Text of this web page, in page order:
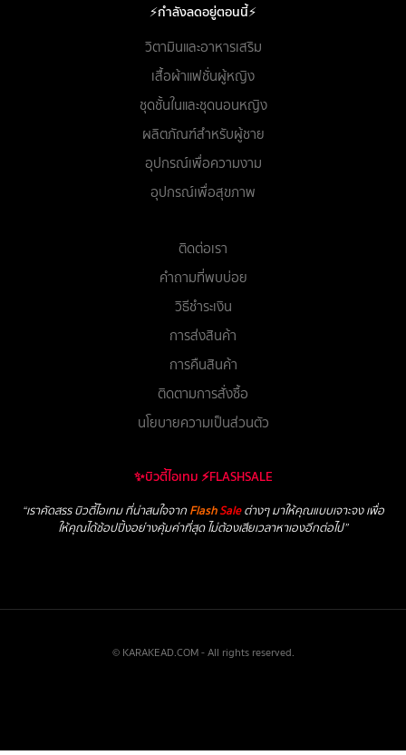
⚡กำลังลดอยู่ตอนนี้⚡
วิตามินและอาหารเสริม
เสื้อผ้าแฟชั่นผู้หญิง
ชุดชั้นในและชุดนอนหญิง
ผลิตภัณฑ์สำหรับผู้ชาย
อุปกรณ์เพื่อความงาม
อุปกรณ์เพื่อสุขภาพ
ติดต่อเรา
คำถามที่พบบ่อย
วิธีชำระเงิน
การส่งสินค้า
การคืนสินค้า
ติดตามการสั่งซื้อ
นโยบายความเป็นส่วนตัว
✨บิวตี้ไอเทม ⚡FLASHSALE
“เราคัดสรร บิวตี้ไอเทม ที่น่าสนใจจาก FlashSaleต่างๆ มาให้คุณแบบเจาะจง เพื่อ
ให้คุณได้ช้อปปิ้งอย่างคุ้มค่าที่สุด ไม่ต้องเสียเวลาหาเองอีกต่อไป”
© KARAKEAD.COM - All rights reserved.